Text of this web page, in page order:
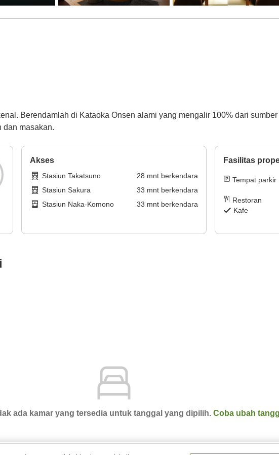
Berendamlah di Kataoka Onsen alami yang mengalir 100% dari
dan masakan.
Akses
Stasiun Takatsuno 28 mnt berkendara
Stasiun Sakura
33 mnt berkendara
Stasiun Naka-Komono
33 mnt berkendara
Fasilitas
Tempat parkir
Restoran
Kafe
ada kamar yang tersedia untuk tanggal yang dipilih. Coba ubah